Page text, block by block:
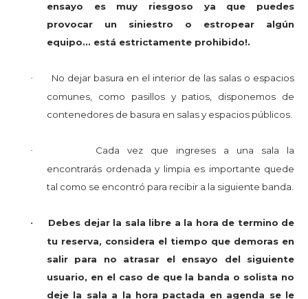
ensayo es muy riesgoso ya que puedes
provocar un siniestro o estropear algún
equipo... está estrictamente prohibido!.
·
No dejar basura en el interior de las salas o espacios
comunes, como pasillos y patios, disponemos de
contenedores de basura en salas y espacios públicos.
·
Cada vez que ingreses a una sala la
encontrarás ordenada y limpia es importante quede
tal como se encontró para recibir a la siguiente banda.
·
Debes dejar la sala libre a la hora de termino de
tu reserva, considera el tiempo que demoras en
salir para no atrasar el ensayo del siguiente
usuario, en el caso de que la banda o solista no
deje la sala a la hora pactada en agenda se le